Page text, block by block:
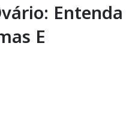
Entenda
E